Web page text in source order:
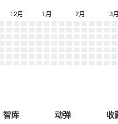
智库 动弹 收